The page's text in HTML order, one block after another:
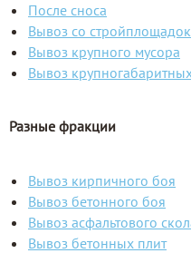
После сноса
Вывоз со стройплощадок
Вывоз крупного мусора
Вывоз
Разные фракции
Вывоз кирпичного боя
Вывоз бетонного боя
Вывоз асфальтового
Вывоз бетонных плит